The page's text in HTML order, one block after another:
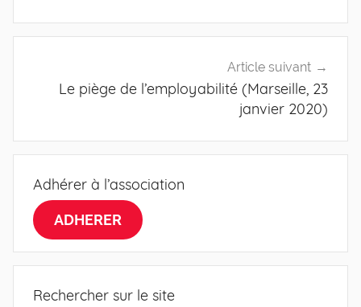
Article suivant
Le piège de l’employabilité (Marseille, 23
janvier 2020)
Adhérer à l’association
ADHERER
Rechercher sur le site